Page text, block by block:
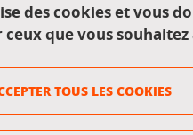
des cookies et vous
que vous
TOUS LES COOKIES